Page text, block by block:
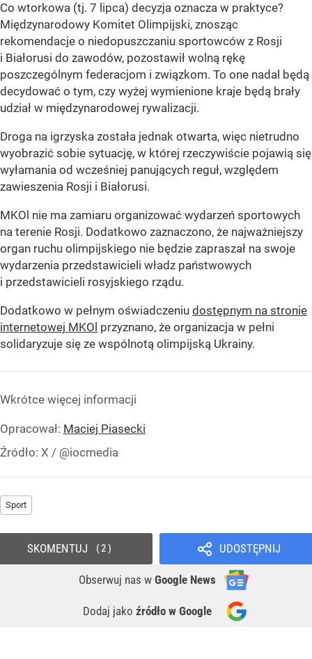
Co wtorkowa (tj. 7 lipca) decyzja oznacza w praktyce?
Międzynarodowy Komitet Olimpijski, znosząc
rekomendacje o niedopuszczaniu sportowców z Rosji
i Białorusi do zawodów, pozostawił wolną rękę
poszczególnym federacjom i związkom. To one nadal będą
decydować o tym, czy wyżej wymienione kraje będą brały
udział w międzynarodowej rywalizacji.
Droga na igrzyska została jednak otwarta, więc nietrudno
wyobrazić sobie sytuację, w której rzeczywiście pojawią się
wyłamania od wcześniej panujących reguł, względem
zawieszenia Rosji i Białorusi.
MKOl nie ma zamiaru organizować wydarzeń sportowych
na terenie Rosji. Dodatkowo zaznaczono, że najważniejszy
organ ruchu olimpijskiego nie będzie zapraszał na swoje
wydarzenia przedstawicieli władz państwowych
i przedstawicieli rosyjskiego rządu.
Dodatkowo w pełnym oświadczeniu dostępnym na stronie
internetowej MKOl przyznano, że organizacja w pełni
solidaryzuje się ze wspólnotą olimpijską Ukrainy.
Wkrótce więcej informacji
Opracował: Maciej Piasecki
Źródło: X / @iocmedia
Sport
UDOSTĘPNIJ
Obserwuj nas w Google News
Dodaj jako źródło w Google
SKOMENTUJ 2